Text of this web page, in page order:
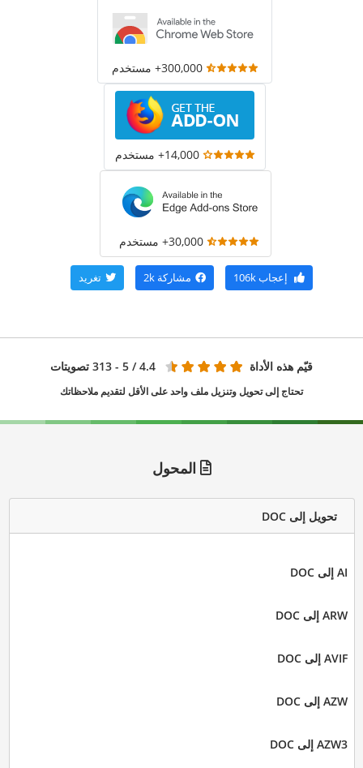
300,000+ مستخدم
14,000+ مستخدم
30,000+ مستخدم
إعجاب106k مشاركة 2k تغريد
قيّم هذه الأداة 4.4 / 5 - 313 تصويتات
تحتاج إلى تحويل وتنزيل ملف واحد على الأقل لتقديم ملاحظاتك
المحول
تحويل إلى DOC
AI إلى DOC
ARW إلى DOC
AVIF إلى DOC
AZW إلى DOC
AZW3 إلى DOC